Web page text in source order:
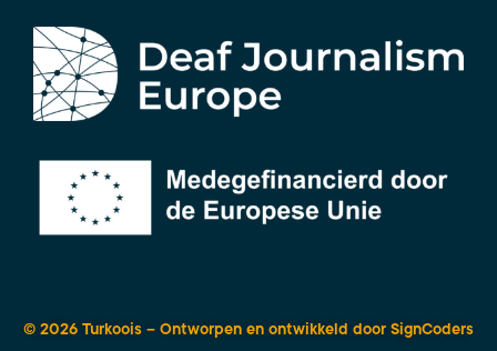
© 2026 Turkoois – Ontworpen en ontwikkeld door SignCoders